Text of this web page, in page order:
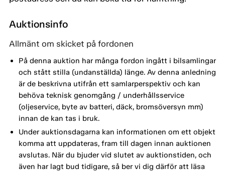
Auktionsinfo
Allmänt om skicket på fordonen
På denna auktion har många fordon ingått i bilsamlingar
och stått stilla (undanställda) länge. Av denna anledning
är de beskrivna utifrån ett samlarperspektiv och kan
behöva teknisk genomgång / underhållsservice
(oljeservice, byte av batteri, däck, bromsöversyn mm)
innan de kan tas i bruk.
Under auktionsdagarna kan informationen om ett objekt
komma att uppdateras, fram till dagen innan auktionen
avslutas. När du bjuder vid slutet av auktionstiden, och
även har lagt bud tidigare, så ber vi dig därför att läsa